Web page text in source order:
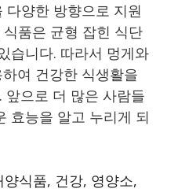
다양한 방향으로 지원
품은 균형 잡힌 식단
습니다. 따라서 멍게와
여 건강한 식생활을
앞으로 더 많은 사람들
효능을 알고 누리게 되
식품, 건강, 영양소,